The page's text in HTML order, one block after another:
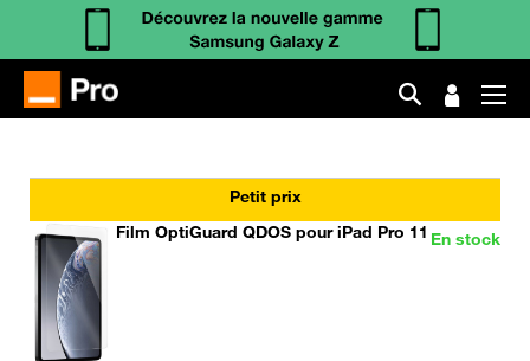
Petit prix
En stock
Film OptiGuard QDOS pour iPad Pro 11